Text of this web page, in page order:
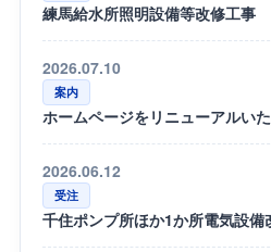
練馬給水所照明設備等改修工事
2026.07.10
案内
ホームページをリニューアルい
2026.06.12
受注
千住ポンプ所ほか1か所電気設